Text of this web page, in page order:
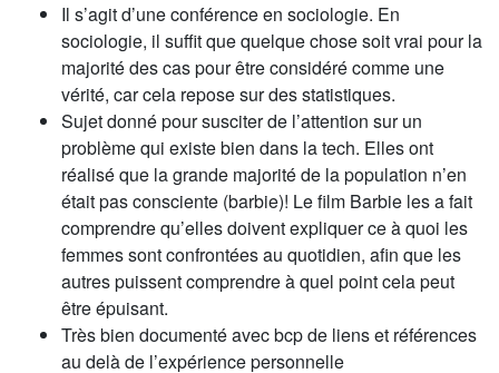
Il s’agit d’une conférence en sociologie. En
sociologie, il suffit que quelque chose soit vrai pour la
majorité des cas pour être considéré comme une
vérité, car cela repose sur des statistiques.
Sujet donné pour susciter de l’attention sur un
problème qui existe bien dans la tech. Elles ont
réalisé que la grande majorité de la population n’en
était pas consciente (barbie)! Le film Barbie les a fait
comprendre qu’elles doivent expliquer ce à quoi les
femmes sont confrontées au quotidien, afin que les
autres puissent comprendre à quel point cela peut
être épuisant.
Très bien documenté avec bcp de liens et références
au delà de l’expérience personnelle